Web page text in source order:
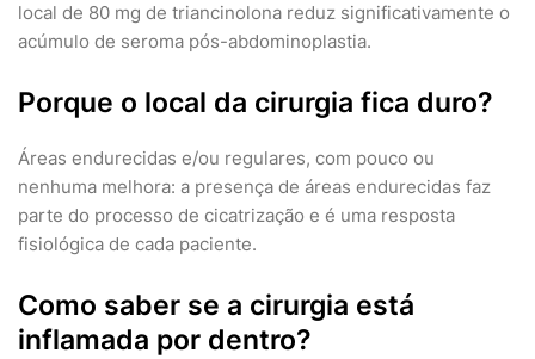
local de 80 mg de triancinolona reduz significativamente o
acúmulo de seroma pós-abdominoplastia.
Porque o local da cirurgia fica duro?
Áreas endurecidas e/ou regulares, com pouco ou
nenhuma melhora: a presença de áreas endurecidas faz
parte do processo de cicatrização e é uma resposta
fisiológica de cada paciente.
Como saber se a cirurgia está
inflamada por dentro?